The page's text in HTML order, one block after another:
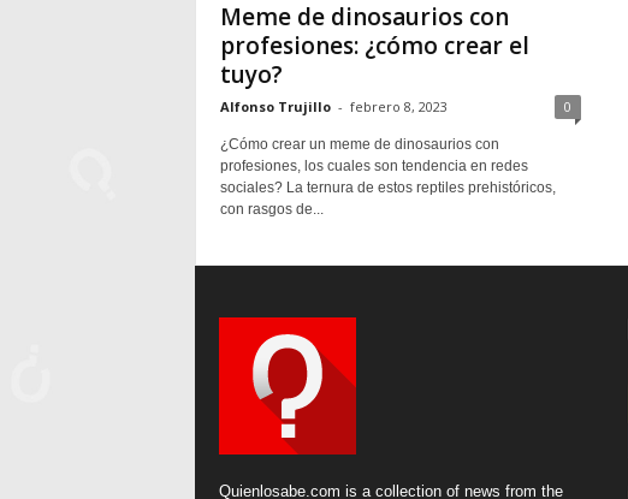
Meme de dinosaurios con
profesiones: ¿cómo crear el
tuyo?
Alfonso Trujillo - febrero 8, 2023 0
¿Cómo crear un meme de dinosaurios con
profesiones, los cuales son tendencia en redes
sociales? La ternura de estos reptiles prehistóricos,
con rasgos de...
Quienlosabe.com is a collection of news from the